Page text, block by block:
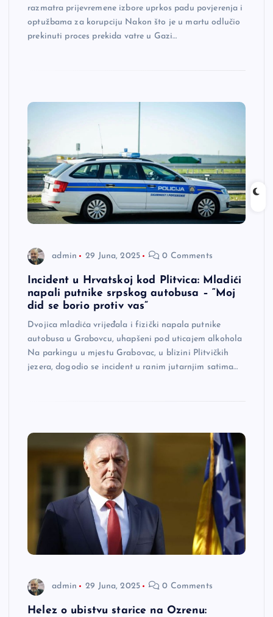
razmatra prijevremene izbore uprkos padu povjerenja i
optužbama za korupciju Nakon što je u martu odlučio
prekinuti proces prekida vatre u Gazi…
admin 29 Juna, 2025 0 Comments
Incident u Hrvatskoj kod Plitvica: Mladići
napali putnike srpskog autobusa – “Moj
did se borio protiv vas”
Dvojica mladića vrijeđala i fizički napala putnike
autobusa u Grabovcu, uhapšeni pod uticajem alkohola
Na parkingu u mjestu Grabovac, u blizini Plitvičkih
jezera, dogodio se incident u ranim jutarnjim satima…
admin 29 Juna, 2025 0 Comments
Helez o ubistvu starice na Ozrenu: